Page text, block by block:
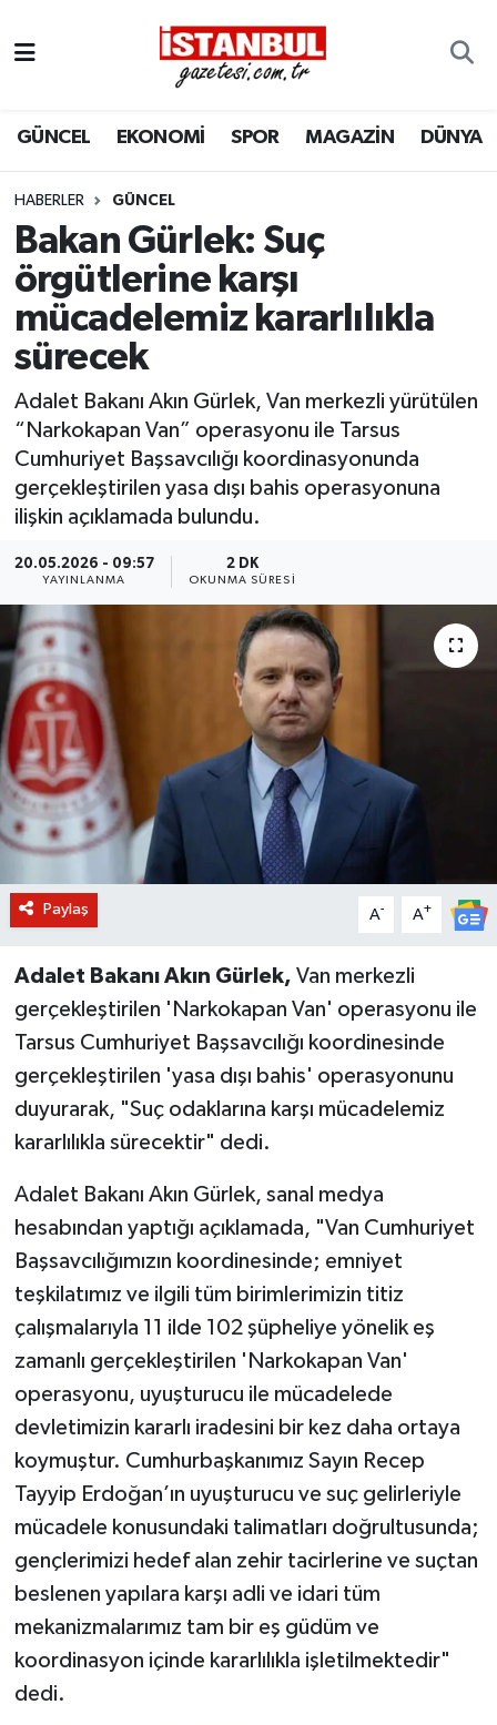
GÜNCEL EKONOMİ SPOR MAGAZİN DÜNYA
HABERLER GÜNCEL
Bakan Gürlek: Suç
örgütlerine karşı
mücadelemiz kararlılıkla
sürecek
Adalet Bakanı Akın Gürlek, Van merkezli yürütülen
“Narkokapan Van” operasyonu ile Tarsus
Cumhuriyet Başsavcılığı koordinasyonunda
gerçekleştirilen yasa dışı bahis operasyonuna
ilişkin açıklamada bulundu.
20.05.2026 - 09:57
YAYINLANMA
2 DK
OKUNMA SÜRESI
Paylaş A- A+
Adalet Bakanı Akın Gürlek, Van merkezli
gerçekleştirilen 'Narkokapan Van' operasyonu ile
Tarsus Cumhuriyet Başsavcılığı koordinesinde
gerçekleştirilen 'yasa dışı bahis' operasyonunu
duyurarak, "Suç odaklarına karşı mücadelemiz
kararlılıkla sürecektir" dedi.
Adalet Bakanı Akın Gürlek, sanal medya
hesabından yaptığı açıklamada, "Van Cumhuriyet
Başsavcılığımızın koordinesinde; emniyet
teşkilatımız ve ilgili tüm birimlerimizin titiz
çalışmalarıyla 11 ilde 102 şüpheliye yönelik eş
zamanlı gerçekleştirilen 'Narkokapan Van'
operasyonu, uyuşturucu ile mücadelede
devletimizin kararlı iradesini bir kez daha ortaya
koymuştur. Cumhurbaşkanımız Sayın Recep
Tayyip Erdoğan’ın uyuşturucu ve suç gelirleriyle
mücadele konusundaki talimatları doğrultusunda;
gençlerimizi hedef alan zehir tacirlerine ve suçtan
beslenen yapılara karşı adli ve idari tüm
mekanizmalarımız tam bir eş güdüm ve
koordinasyon içinde kararlılıkla işletilmektedir"
dedi.
EKONOMİ
İSTANBUL
DÜNYA
SPOR
MAGAZİN
KÜLTÜR SANAT
SAĞLIK
KURUMSAL
Nöbetçi Eczaneler
Hava Durumu
Trafik Durumu
Süper Lig Puan Durumu ve Fikstür
Tüm Manşetler
Son Dakika Haberleri
Haber Arşivi